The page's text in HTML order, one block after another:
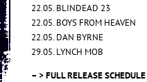
22.05. BLINDEAD 23
22.05. BOYS FROM HEAVEN
22.05. DAN BYRNE
29.05. LYNCH MOB
– > FULL RELEASE SCHEDULE